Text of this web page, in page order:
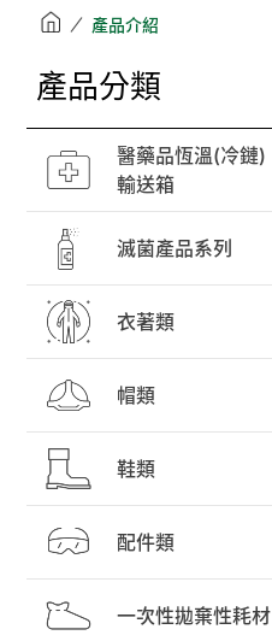
口罩/面罩
產品介紹
產品分類
醫藥品恆溫(冷鏈)
輸送箱
滅菌產品系列
衣著類
帽類
鞋類
配件類
一次性拋棄性耗材